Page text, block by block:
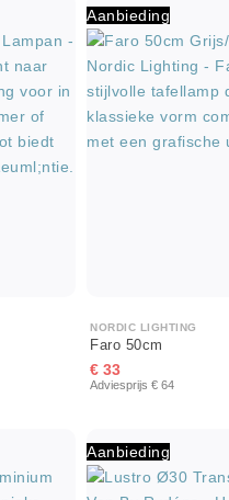
Aanbieding
NORDIC LIGHTING
Faro 50cm
€ 33
Adviesprijs € 64
Aanbieding